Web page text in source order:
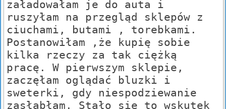
załadowałam je do auta i
ruszyłam na przegląd sklepów z
ciuchami, butami , torebkami.
Postanowiłam ,że kupię sobie
kilka rzeczy za tak ciężką
pracę. W pierwszym sklepie,
zaczęłam oglądać bluzki i
sweterki, gdy niespodziewanie
zasłabłam. Stało się to wskutek